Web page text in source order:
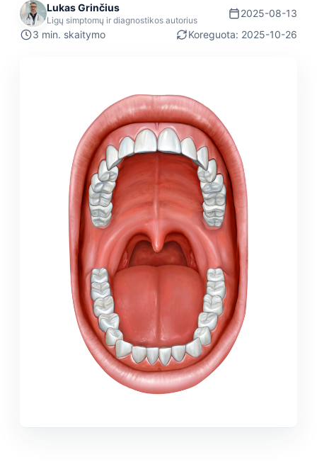
Lukas Grinčius
Ligų simptomų ir diagnostikos autorius
2025-08-13
3 min. skaitymo
Koreguota: 2025-10-26